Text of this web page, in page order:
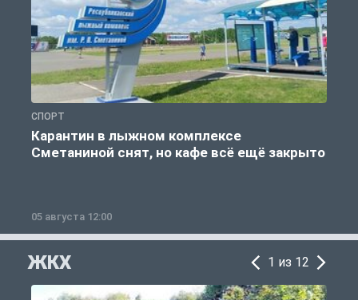
СПОРТ
Карантин в лыжном комплексе
Сметаниной снят, но кафе всё ещё закрыто
05 августа 12:00
ЖКХ 1 из 12